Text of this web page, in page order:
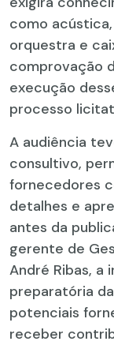
como
orquestra e
comprovação
execução
processo
A audiência
consultivo,
fornecedores
detalhes e
antes da
gerente de
André Ribas, a
preparatória
potenciais
receber